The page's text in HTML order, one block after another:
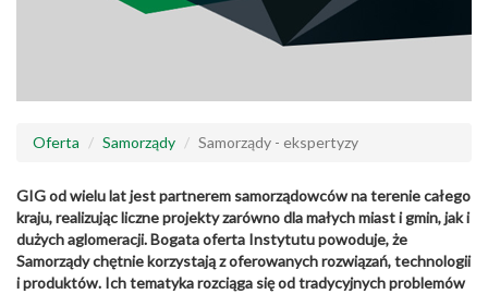
Oferta Samorządy Samorządy - ekspertyzy
GIG od wielu lat jest partnerem samorządowców na terenie całego
kraju, realizując liczne projekty zarówno dla małych miast i gmin, jak i
dużych aglomeracji. Bogata oferta Instytutu powoduje, że
Samorządy chętnie korzystają z oferowanych rozwiązań, technologii
i produktów. Ich tematyka rozciąga się od tradycyjnych problemów